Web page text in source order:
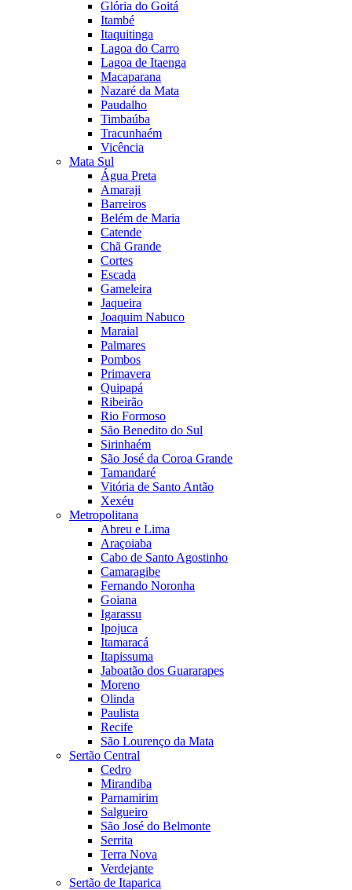
Glória do Goitá
Itambé
Itaquitinga
Lagoa do Carro
Lagoa de Itaenga
Macaparana
Nazaré da Mata
Paudalho
Timbaúba
Tracunhaém
Vicência
Mata Sul
Água Preta
Amaraji
Barreiros
Belém de Maria
Catende
Chã Grande
Cortes
Escada
Gameleira
Jaqueira
Joaquim Nabuco
Maraial
Palmares
Pombos
Primavera
Quipapá
Ribeirão
Rio Formoso
São Benedito do Sul
Sirinhaém
São José da Coroa Grande
Tamandaré
Vitória de Santo Antão
Xexéu
Metropolitana
Abreu e Lima
Araçoiaba
Cabo de Santo Agostinho
Camaragibe
Fernando Noronha
Goiana
Igarassu
Ipojuca
Itamaracá
Itapissuma
Jaboatão dos Guararapes
Moreno
Olinda
Paulista
Recife
São Lourenço da Mata
Sertão Central
Cedro
Mirandiba
Parnamirim
Salgueiro
São José do Belmonte
Serrita
Terra Nova
Verdejante
Sertão de Itaparica